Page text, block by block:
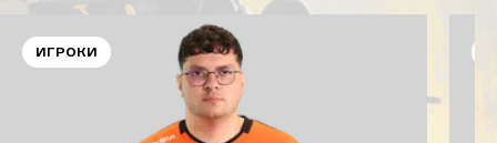
ИГРОКИ